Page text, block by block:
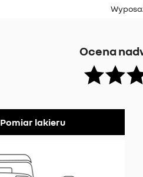
Ocena
Pomiar lakieru